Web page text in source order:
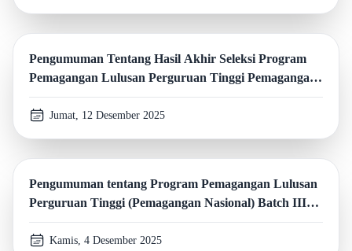
Pengumuman Tentang Hasil Akhir Seleksi Program
Pemagangan Lulusan Perguruan Tinggi Pemagangan
Nasional Batch III Kementerian Pariwisata Republik
Indonesia Tahun 2025
Jumat, 12 Desember 2025
Pengumuman tentang Program Pemagangan Lulusan
Perguruan Tinggi (Pemagangan Nasional) Batch III
Kementerian Pariwisata Republik Indonesia Tahun
2025Kamis, 4 Desember 2025